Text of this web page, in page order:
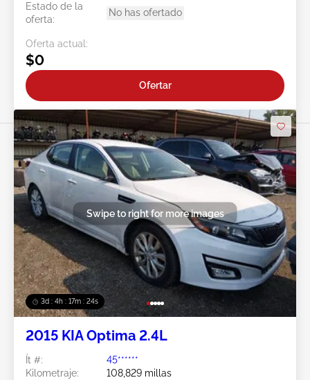
Estado de la
oferta:
No has ofertado
Oferta actual:
$0
Ofertar
3d : 4h : 17m : 21s
Swipe to right for more images
2015 KIA Optima 2.4L
Ít #:
45******
Kilometraje:
108,829 millas